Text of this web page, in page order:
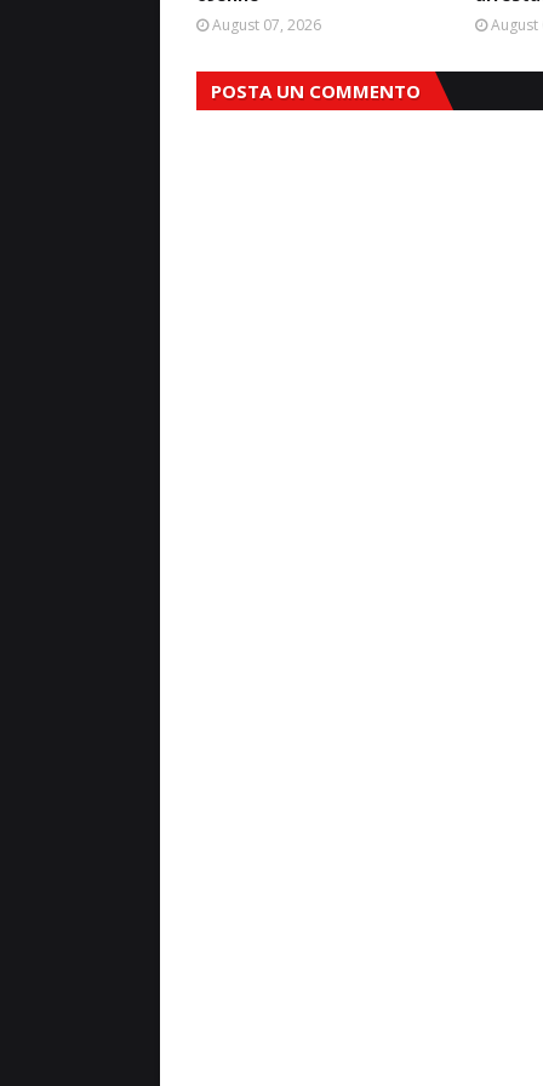
August 07, 2026 August
POSTA UN COMMENTO